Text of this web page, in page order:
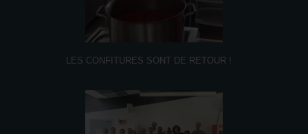
LES CONFITURES SONT DE RETOUR !